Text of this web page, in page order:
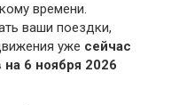
времени.
ваши поездки,
уже сейчас
6 ноября 2026